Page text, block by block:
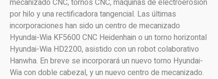
mecanizado CNC, tornos CNC, máquinas de electroerosión
por hilo y una rectificadora tangencial. Las últimas
incorporaciones han sido un centro de mecanizado
Hyundai-Wia KF5600 CNC Heidenhain o un torno horizontal
Hyundai-Wia HD2200, asistido con un robot colaborativo
Hanwha. En breve se incorporará un nuevo torno Hyundai-
Wia con doble cabezal, y un nuevo centro de mecanizado.